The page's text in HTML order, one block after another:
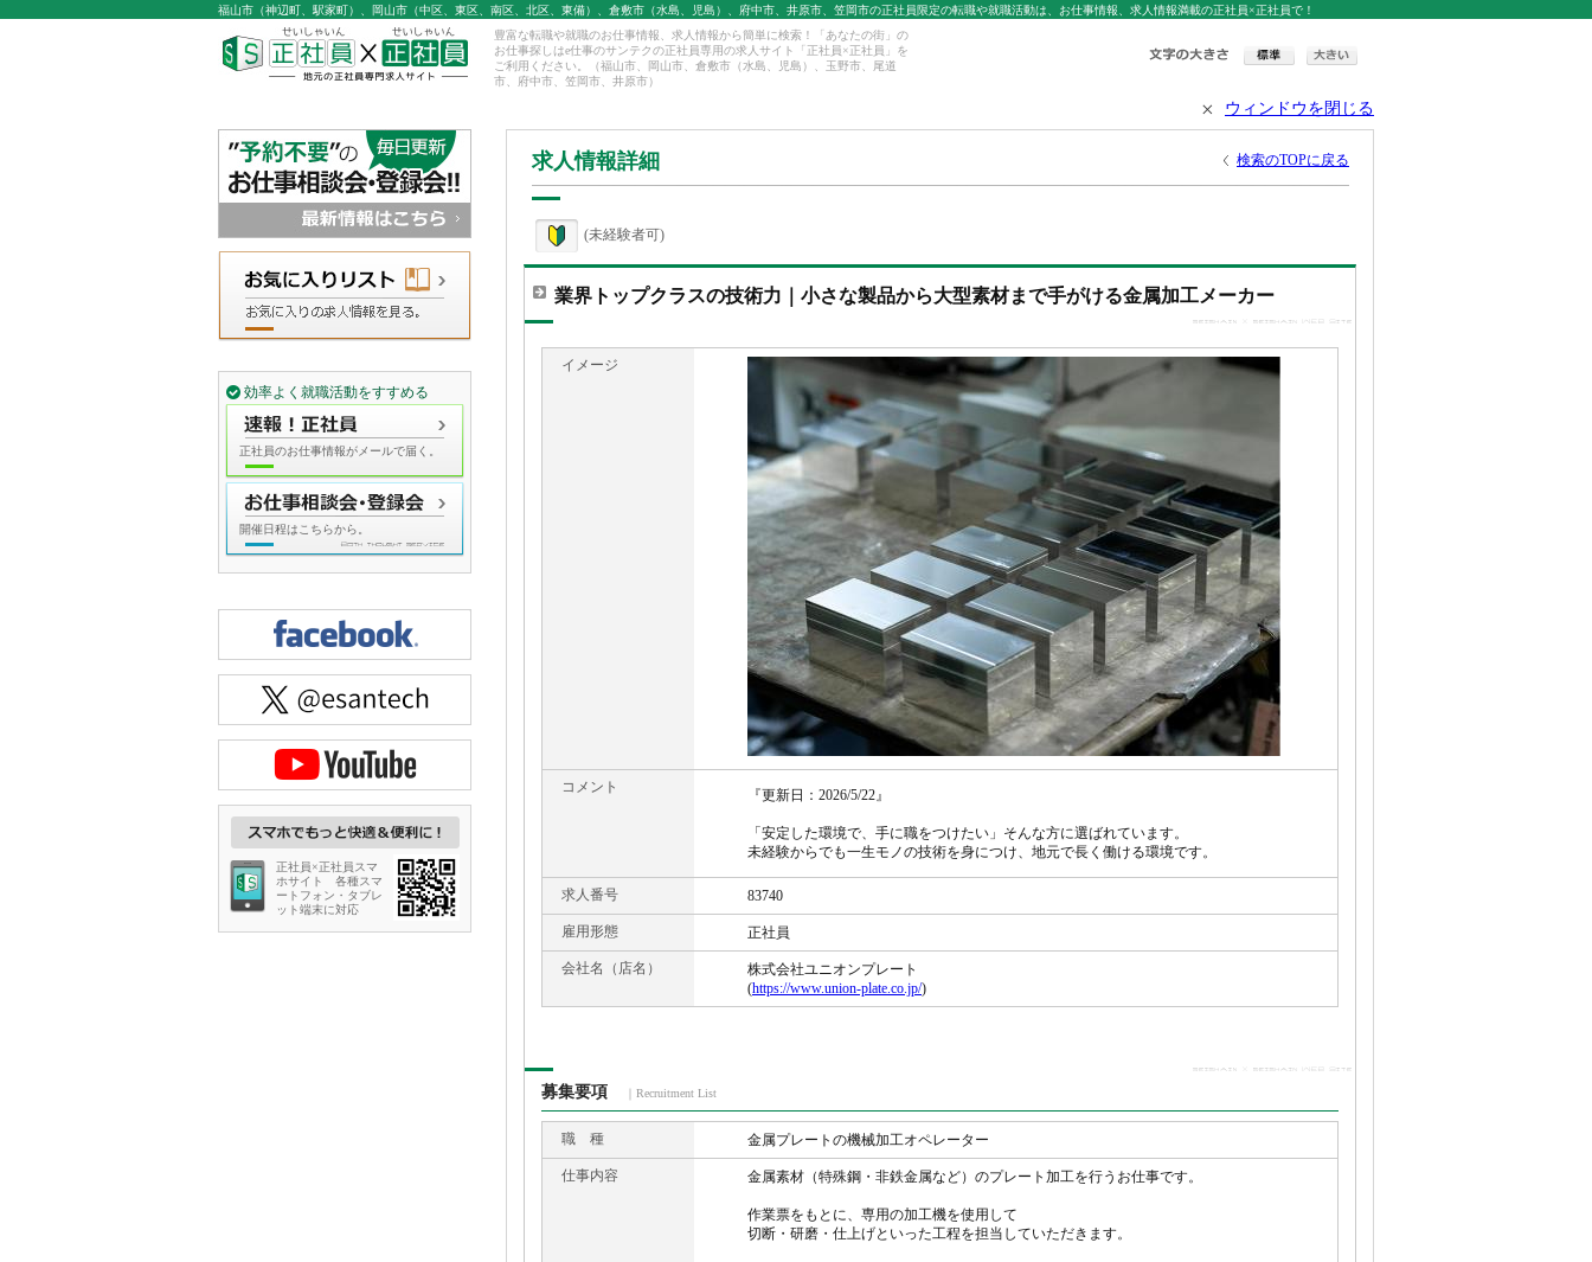
福山市（神辺町、駅家町）、岡山市（中区、東区、南区、北区、東備）、倉敷市（水島、児島）、府中市、井原市、笠岡市の正社員限定の転職や就職活動は、お仕事情報、求人情報満載の正社員×正社員で！
豊富な転職や就職のお仕事情報、求人情報から簡単に検索！「あなたの街」の
お仕事探しはe仕事のサンテクの正社員専用の求人サイト「正社員×正社員」を
ご利用ください。（福山市、岡山市、倉敷市（水島、児島）、玉野市、尾道
市、府中市、笠岡市、井原市）
ウィンドウを閉じる
求人情報詳細 検索のTOPに戻る
(未経験者可)
業界トップクラスの技術力｜小さな製品から大型素材まで手がける金属加工メーカー
イメージ
コメント 『更新日：2026/5/22』
「安定した環境で、手に職をつけたい」そんな方に選ばれています。
未経験からでも一生モノの技術を身につけ、地元で長く働ける環境です。
求人番号 83740
雇用形態 正社員
会社名（店名）
株式会社ユニオンプレート
(https://www.union-plate.co.jp/)
募集要項 ｜Recruitment List
職 種 金属プレートの機械加工オペレーター
仕事内容 金属素材（特殊鋼・非鉄金属など）のプレート加工を行うお仕事です。
作業票をもとに、専用の加工機を使用して
切断・研磨・仕上げといった工程を担当していただきます。
効率よく就職活動をすすめる
正社員のお仕事情報がメールで届く。
開催日程はこちらから。
正社員×正社員スマ
ホサイト 各種スマ
ートフォン・タブレ
ット端末に対応